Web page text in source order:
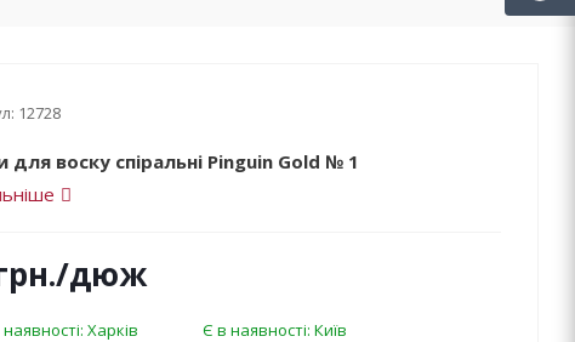
12728
для воску спіральні Pinguin Gold № 1
/дюж
Харків Є в наявності: Київ